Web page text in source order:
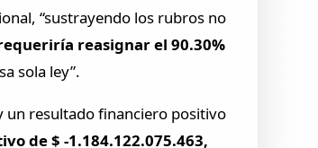
“sustrayendo los rubros no
reasignar el 90.30%
sola ley”.
un resultado financiero positivo
de $ -1.184.122.075.463,